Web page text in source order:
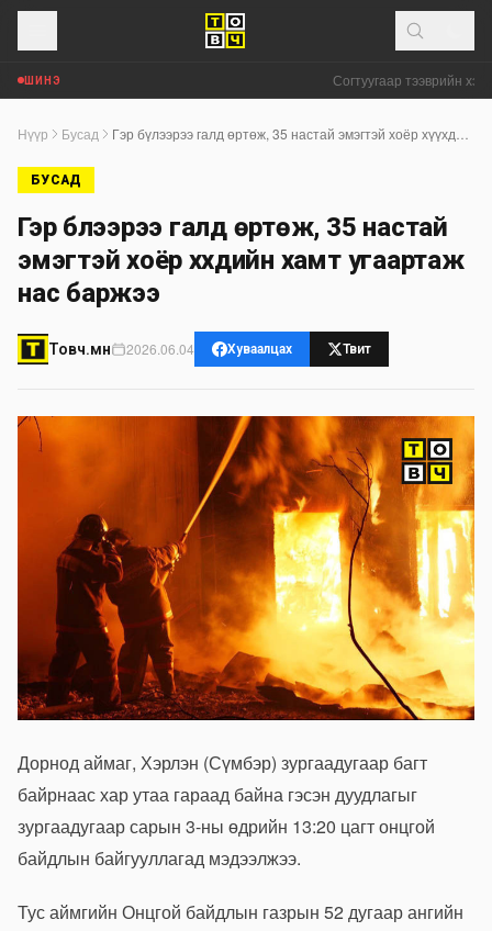
ШИНЭ Согтуугаар тээврийн
Нүүр Бусад
БУСАД
Гэр бүлээрээ галд өртөж, 35 настай
эмэгтэй хоёр хүүхдийн хамт угаартаж
нас баржээ
Товч.мн 2026.06.04 Хуваалцах Твит
Дорнод аймаг, Хэрлэн (Сүмбэр) зургаадугаар багт
байрнаас хар утаа гараад байна гэсэн дуудлагыг
зургаадугаар сарын 3-ны өдрийн 13:20 цагт онцгой
байдлын байгууллагад мэдээлжээ.
Тус аймгийн Онцгой байдлын газрын 52 дугаар ангийн